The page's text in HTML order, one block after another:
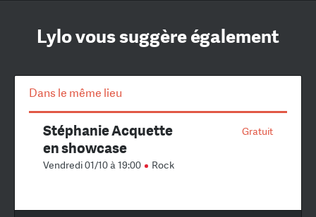
Lylo vous suggère également
Dans le même lieu
Gratuit
Stéphanie Acquette
en showcase
Vendredi 01/10 à 19:00 Rock